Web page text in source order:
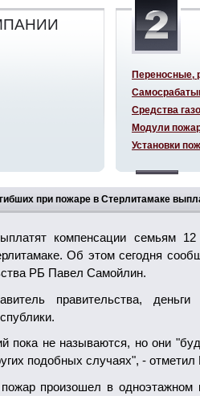
при пожаре в Стерлитамаке
компенсации семьям
Об этом сегодня
РБ Павел Самойлин.
правительства,
пока не называются, но они
подобных случаях", -
произошел в
Переносные,
Средства
Модули
Установки